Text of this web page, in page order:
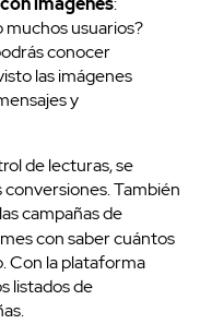
muchos usuarios?
conocer
las imágenes
y
de lecturas, se
conversiones. También
campañas de
con saber cuántos
Con la plataforma
listados de